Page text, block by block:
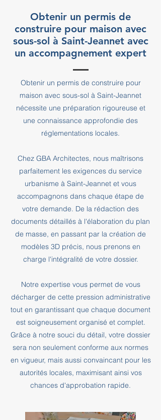
Obtenir un permis de
construire pour maison avec
sous-sol à Saint-Jeannet avec
un accompagnement expert
Obtenir un permis de construire pour
maison avec sous-sol à Saint-Jeannet
nécessite une préparation rigoureuse et
une connaissance approfondie des
réglementations locales.
Chez GBA Architectes, nous maîtrisons
parfaitement les exigences du service
urbanisme à Saint-Jeannet et vous
accompagnons dans chaque étape de
votre demande. De la rédaction des
documents détaillés à l'élaboration du plan
de masse, en passant par la création de
modèles 3D précis, nous prenons en
charge l'intégralité de votre dossier.
Notre expertise vous permet de vous
décharger de cette pression administrative
tout en garantissant que chaque document
est soigneusement organisé et complet.
Grâce à notre souci du détail, votre dossier
sera non seulement conforme aux normes
en vigueur, mais aussi convaincant pour les
autorités locales, maximisant ainsi vos
chances d'approbation rapide.